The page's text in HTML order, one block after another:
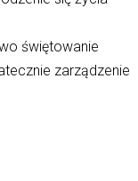
świętowanie
zarządzenie